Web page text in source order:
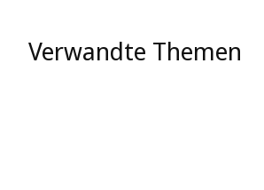
Verwandte Themen